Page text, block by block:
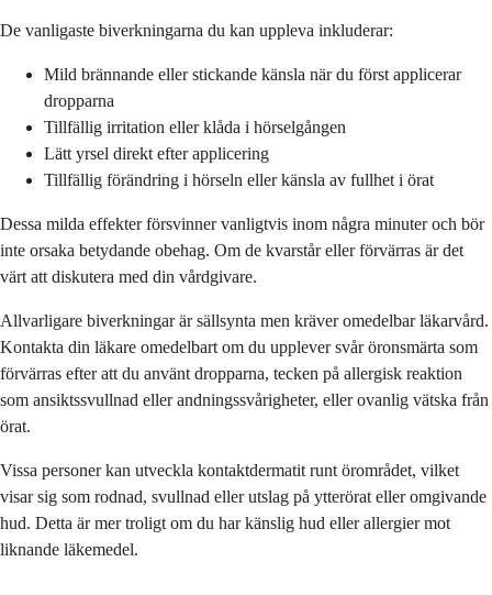
De vanligaste biverkningarna du kan uppleva inkluderar:
Mild brännande eller stickande känsla när du först applicerar
dropparna
Tillfällig irritation eller klåda i hörselgången
Lätt yrsel direkt efter applicering
Tillfällig förändring i hörseln eller känsla av fullhet i örat
Dessa milda effekter försvinner vanligtvis inom några minuter och bör
inte orsaka betydande obehag. Om de kvarstår eller förvärras är det
värt att diskutera med din vårdgivare.
Allvarligare biverkningar är sällsynta men kräver omedelbar läkarvård.
Kontakta din läkare omedelbart om du upplever svår öronsmärta som
förvärras efter att du använt dropparna, tecken på allergisk reaktion
som ansiktssvullnad eller andningssvårigheter, eller ovanlig vätska från
örat.
Vissa personer kan utveckla kontaktdermatit runt örområdet, vilket
visar sig som rodnad, svullnad eller utslag på ytterörat eller omgivande
hud. Detta är mer troligt om du har känslig hud eller allergier mot
liknande läkemedel.